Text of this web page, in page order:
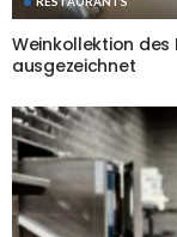
Weinkollektion des
ausgezeichnet